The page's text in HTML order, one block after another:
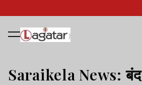
Saraikela News: